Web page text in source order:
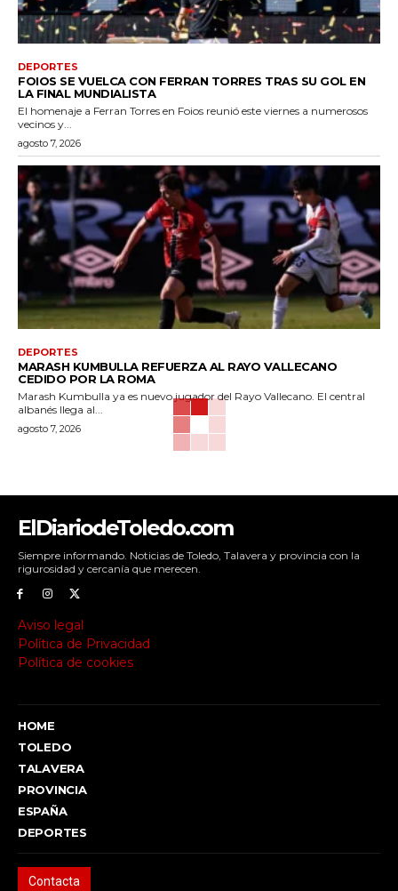
DEPORTES
FOIOS SE VUELCA CON FERRAN TORRES TRAS SU GOL EN
LA FINAL MUNDIALISTA
El homenaje a Ferran Torres en Foios reunió este viernes a numerosos
vecinos y...
agosto 7, 2026
DEPORTES
MARASH KUMBULLA REFUERZA AL RAYO VALLECANO
CEDIDO POR LA ROMA
Marash Kumbulla ya es nuevo jugador del Rayo Vallecano. El central
albanés llega al...
agosto 7, 2026
ElDiariodeToledo.com
Siempre informando. Noticias de Toledo, Talavera y provincia con la
rigurosidad y cercanía que merecen.
Aviso legal
Política de Privacidad
Política de cookies
HOME
TOLEDO
TALAVERA
PROVINCIA
ESPAÑA
DEPORTES
Contacta